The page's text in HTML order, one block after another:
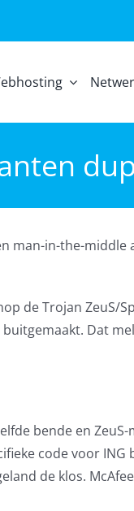
man-in-the-middle
de Trojan ZeuS/
Dat
bende en
code voor ING
de klos.